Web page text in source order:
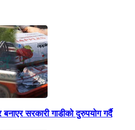
बनाएर सरकारी गाडीको दुरुपयोग गर्दै